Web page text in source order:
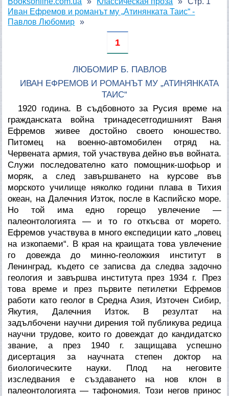
Иван Ефремов и романът му „Атинянката Таис“ -
Павлов Любомир
1
ЛЮБОМИР Б. ПАВЛОВ
ИВАН ЕФРЕМОВ И РОМАНЪТ МУ „АТИНЯНКАТА
ТАИС“
1920 година. В съдбовното за Русия време на
гражданската война тринадесетгодишният Ваня
Ефремов живее достойно своето юношество.
Питомец на военно-автомобилен отряд на.
Червената армия, той участвува дейно във войната.
Служи последователно като помощник-шофьор и
моряк, а след завършването на курсове във
морското училище няколко години плава в Тихия
океан, на Далечния Изток, после в Каспийско море.
Но той има едно горещо увлечение —
палеонтологията — и то го откъсва от морето.
Ефремов участвува в много експедиции като „ловец
на изкопаеми“. В края на краищата това увлечение
го довежда до минно-геоложкия институт в
Ленинград, където се записва да следва задочно
геология и завършва института през 1934 г. През
това време и през първите петилетки Ефремов
работи като геолог в Средна Азия, Източен Сибир,
Якутия, Далечния Изток. В резултат на
задълбочени научни дирения той публикува редица
научни трудове, които го довеждат до кандидатско
звание, а през 1940 г. защищава успешно
дисертация за научната степен доктор на
биологическите науки. Плод на неговите
изследвания е създаването на нов клон в
палеонтологията — тафономия. Този негов принос